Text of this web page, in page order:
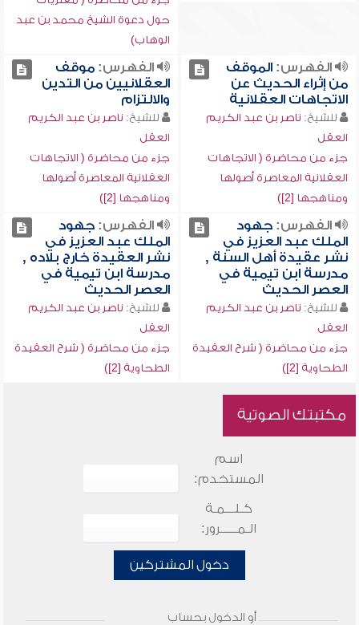
حول دعوة الشيخ محمد بن عبد
الوهاب)
الفهرس:الموقف
من إثراء الحديث عن
الاتجاهات العقلانية
للشيخ: ناصر بن عبد الكريم
العقل
جزء من محاضرة ( الاتجاهات
العقلانية المعاصرة أصولها
ومناهجها [2])
الفهرس:موقف
العقلانيين من التدين
والالتزام
للشيخ: ناصر بن عبد الكريم
العقل
جزء من محاضرة ( الاتجاهات
العقلانية المعاصرة أصولها
ومناهجها [2])
الفهرس:جهود
الملك عبد العزيز في
نشر عقيدة أهل السنة ,
مدرسة ابن تيمية في
العصر الحديث
للشيخ: ناصر بن عبد الكريم
العقل
جزء من محاضرة ( شرح العقيدة
الطحاوية [2])
الفهرس:جهود
الملك عبد العزيز في
نشر العقيدة خارج بلاده ,
مدرسة ابن تيمية في
العصر الحديث
للشيخ: ناصر بن عبد الكريم
العقل
جزء من محاضرة ( شرح العقيدة
الطحاوية [2])
مكتبتك الصوتية
اسم
المستخدم:
كـلـــمـة
الـمـــــرور:
دخول المشتركين
أو الدخول بحساب